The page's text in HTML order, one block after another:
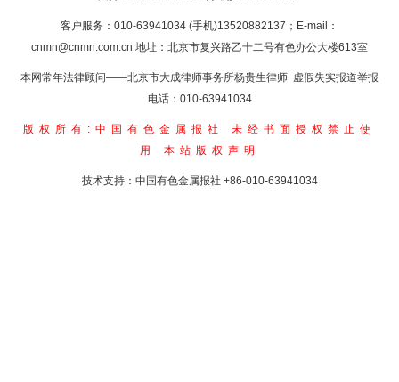
客户服务：010-63941034 (手机)13520882137；E-mail：
cnmn@cnmn.com.cn 地址：北京市复兴路乙十二号有色办公大楼613室
本网常年法律顾问——北京市大成律师事务所杨贵生律师 虚假失实报道举报
电话：010-63941034
版权所有:中国有色金属报社
未经书面授权禁止使
用 本站版权声明
技术支持：中国有色金属报社 +86-010-63941034